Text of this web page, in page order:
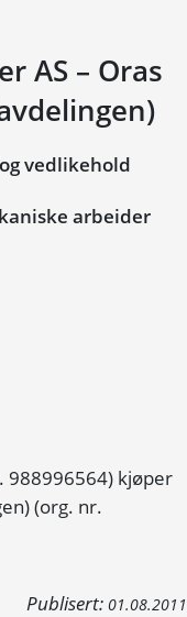
AS – Oras
vedlikehold
arbeider
988996564) kjøper
(org. nr.
Publisert: 01.08.2011